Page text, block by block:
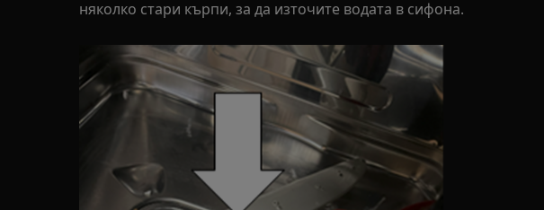
няколко стари кърпи, за да източите водата в сифона.